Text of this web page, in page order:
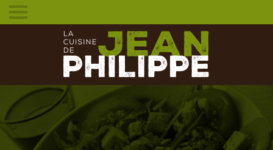
Toggle
mobile